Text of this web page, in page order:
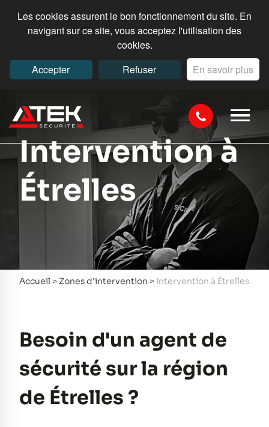
Les cookies assurent le bon fonctionnement du site. En
navigant sur ce site, vous acceptez l'utilisation des
cookies.
Accepter
Refuser En savoir plus
Intervention à
Étrelles
Accueil > Zones d'intervention > Intervention à Étrelles
Besoin d'un agent de
sécurité sur la région
de Étrelles ?